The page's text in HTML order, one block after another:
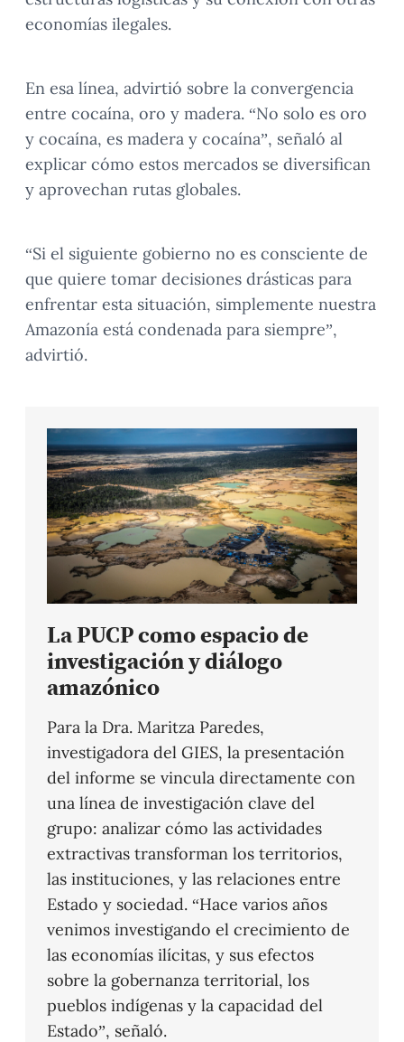
economías ilegales.
En esa línea, advirtió sobre la convergencia
entre cocaína, oro y madera. “No solo es oro
y cocaína, es madera y cocaína”, señaló al
explicar cómo estos mercados se diversifican
y aprovechan rutas globales.
“Si el siguiente gobierno no es consciente de
que quiere tomar decisiones drásticas para
enfrentar esta situación, simplemente nuestra
Amazonía está condenada para siempre”,
advirtió.
La PUCP como espacio de
investigación y diálogo
amazónico
Para la Dra. Maritza Paredes,
investigadora del GIES, la presentación
del informe se vincula directamente con
una línea de investigación clave del
grupo: analizar cómo las actividades
extractivas transforman los territorios,
las instituciones, y las relaciones entre
Estado y sociedad. “Hace varios años
venimos investigando el crecimiento de
las economías ilícitas, y sus efectos
sobre la gobernanza territorial, los
pueblos indígenas y la capacidad del
Estado”, señaló.